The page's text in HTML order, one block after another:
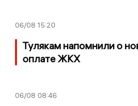
06/08 15:20
Тулякам напомнили о
оплате ЖКХ
06/08 08:46